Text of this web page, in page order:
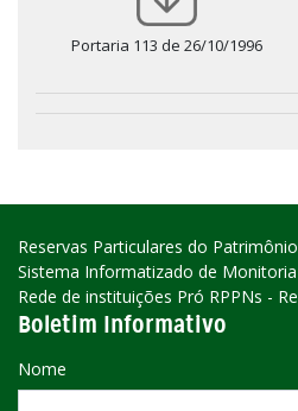
Portaria 113 de 26/10/1996
Reservas Particulares do
Sistema Informatizado de Monitoria
Rede de instituições Pró RPPNs -
Boletim Informativo
Nome